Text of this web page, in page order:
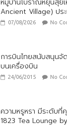
หมู่บ้านโบราณหยุนสุ่ย
Ancient Village) ปร
07/08/2026 No
การบินไทยสนับสนุนจั
บนเครื่องบิน
24/06/2015 No
ความหรูหรา มีระดับ
1823 Tea Lounge